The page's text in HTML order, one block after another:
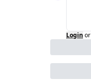
Login or